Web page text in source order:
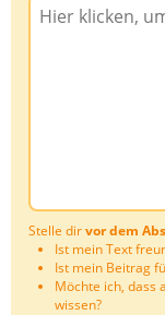
Stelle dirvor dem
Ist mein Text
Ist mein Beitrag
Möchte ich, dass
wissen?